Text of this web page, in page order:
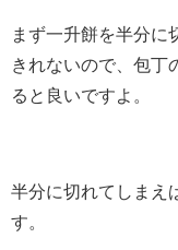
まず一升餅を半分に
きれないので、包丁
ると良いですよ。
半分に切れてしまえ
す。